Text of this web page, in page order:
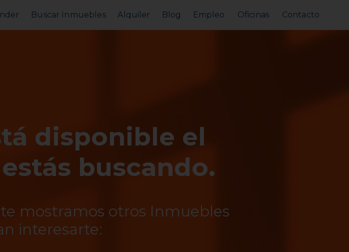
Buscar Inmuebles Alquiler Blog Empleo Oficinas Contacto
disponible el
buscando.
mostramos otros Inmuebles
interesarte: